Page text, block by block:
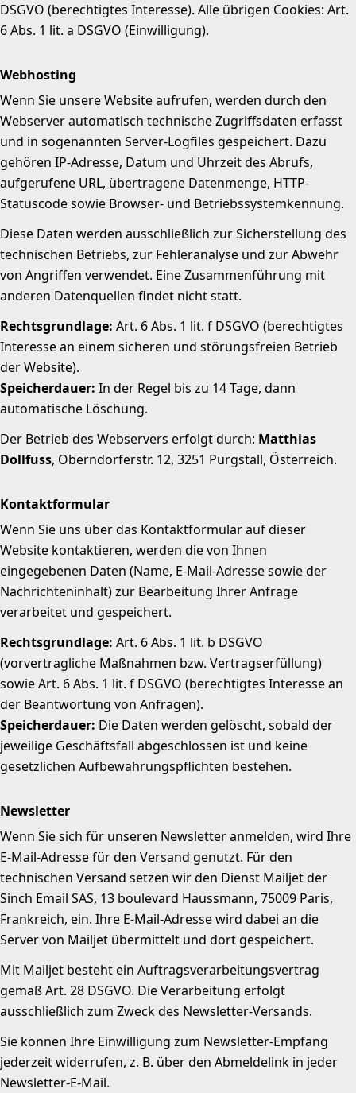
DSGVO (berechtigtes Interesse). Alle übrigen Cookies: Art.
6 Abs. 1 lit. a DSGVO (Einwilligung).
Webhosting
Wenn Sie unsere Website aufrufen, werden durch den
Webserver automatisch technische Zugriffsdaten erfasst
und in sogenannten Server-Logfiles gespeichert. Dazu
gehören IP-Adresse, Datum und Uhrzeit des Abrufs,
aufgerufene URL, übertragene Datenmenge, HTTP-
Statuscode sowie Browser- und Betriebssystemkennung.
Diese Daten werden ausschließlich zur Sicherstellung des
technischen Betriebs, zur Fehleranalyse und zur Abwehr
von Angriffen verwendet. Eine Zusammenführung mit
anderen Datenquellen findet nicht statt.
Rechtsgrundlage: Art. 6 Abs. 1 lit. f DSGVO (berechtigtes
Interesse an einem sicheren und störungsfreien Betrieb
der Website).
Speicherdauer: In der Regel bis zu 14 Tage, dann
automatische Löschung.
Der Betrieb des Webservers erfolgt durch: Matthias
Dollfuss, Oberndorferstr. 12, 3251 Purgstall, Österreich.
Kontaktformular
Wenn Sie uns über das Kontaktformular auf dieser
Website kontaktieren, werden die von Ihnen
eingegebenen Daten (Name, E-Mail-Adresse sowie der
Nachrichteninhalt) zur Bearbeitung Ihrer Anfrage
verarbeitet und gespeichert.
Rechtsgrundlage: Art. 6 Abs. 1 lit. b DSGVO
(vorvertragliche Maßnahmen bzw. Vertragserfüllung)
sowie Art. 6 Abs. 1 lit. f DSGVO (berechtigtes Interesse an
der Beantwortung von Anfragen).
Speicherdauer: Die Daten werden gelöscht, sobald der
jeweilige Geschäftsfall abgeschlossen ist und keine
gesetzlichen Aufbewahrungspflichten bestehen.
Newsletter
Wenn Sie sich für unseren Newsletter anmelden, wird Ihre
E-Mail-Adresse für den Versand genutzt. Für den
technischen Versand setzen wir den Dienst Mailjet der
Sinch Email SAS, 13 boulevard Haussmann, 75009 Paris,
Frankreich, ein. Ihre E-Mail-Adresse wird dabei an die
Server von Mailjet übermittelt und dort gespeichert.
Mit Mailjet besteht ein Auftragsverarbeitungsvertrag
gemäß Art. 28 DSGVO. Die Verarbeitung erfolgt
ausschließlich zum Zweck des Newsletter-Versands.
Sie können Ihre Einwilligung zum Newsletter-Empfang
jederzeit widerrufen, z. B. über den Abmeldelink in jeder
Newsletter-E-Mail.